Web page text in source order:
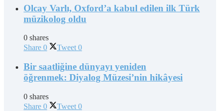
Olcay Varlı, Oxford’a kabul edilen ilk Türk
müzikolog oldu
0 shares
Share 0 Tweet 0
Bir saatliğine dünyayı yeniden
öğrenmek: Diyalog Müzesi’nin hikâyesi
0 shares
Share 0 Tweet 0